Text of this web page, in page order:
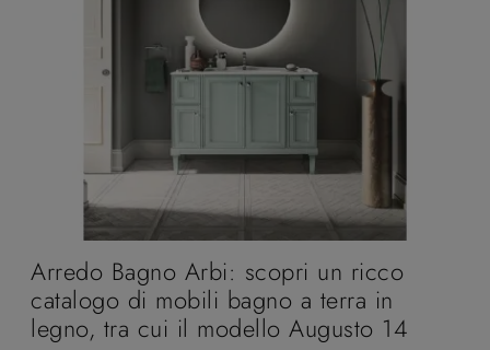
Arredo Bagno Arbi: scopri un ricco
catalogo di mobili bagno a terra in
legno, tra cui il modello Augusto 14